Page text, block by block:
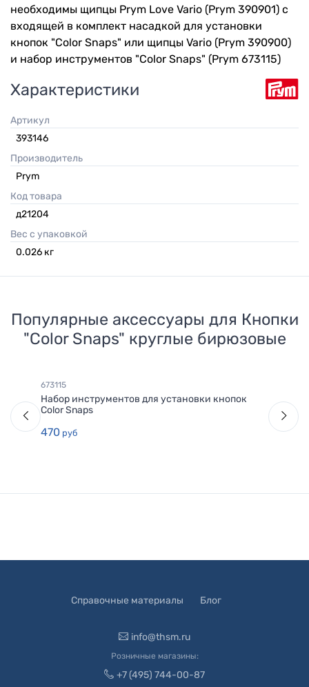
необходимы щипцы Prym Love Vario (Prym 390901) c
входящей в комплект насадкой для установки
кнопок "Color Snaps" или щипцы Vario (Prym 390900)
и набор инструментов "Color Snaps" (Prym 673115)
Характеристики
Артикул
393146
Производитель
Prym
Код товара
д21204
Вес с упаковкой
0.026 кг
Популярные аксессуары для Кнопки
"Color Snaps" круглые бирюзовые
673115
Набор инструментов для установки кнопок
Color Snaps
470 руб
Справочные материалы Блог
info@thsm.ru
Розничные магазины:
+7 (495) 744-00-87